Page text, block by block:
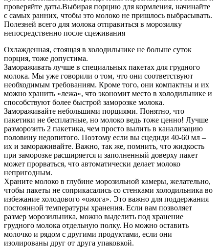
проверяйте даты.Выбирая порцию для кормления, начинайте
с самых ранних, чтобы это молоко не пришлось выбрасывать.
Полезней всего для молока отправиться в морозилку
непосредственно после сцеживания
Охлажденная, стоящая в холодильнике не больше суток
порция, тоже допустима.
Замораживать лучше в специальных пакетах для грудного
молока. Мы уже говорили о том, что они соответствуют
необходимым требованиям. Кроме того, они компактны и их
можно хранить «лежа», что экономит место в холодильнике и
способствуют более быстрой заморозке молока.
Замораживайте небольшими порциями. Понятно, что
пакетики не бесплатные, но молоко ведь тоже ценно! Лучше
разморозить 2 пакетика, чем просто вылить в канализацию
половину недопитого. Поэтому если вы сцедиди 40-60 мл –
их и замораживайте. Важно, так же, помнить, что жидкость
при заморозке расширяется и заполненный доверху пакет
может прорваться, что автоматически делает молоко
непригодным.
Храните молоко в глубине морозильной камеры, желательно,
чтобы пакеты не соприкасались со стенками холодильника во
избежание холодового «ожога». Это важно для поддержания
постоянной температуры хранения. Если вам позволяет
размер морозильника, можно выделить под хранение
грудного молока отдельную полку. Но можно оставить
молочко и рядом с другими продуктами, если они
изолированы друг от друга упаковкой.